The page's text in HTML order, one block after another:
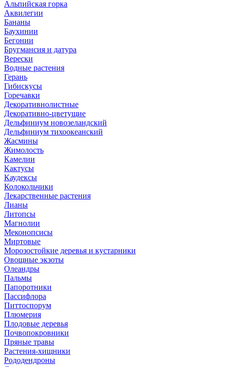
Альпийская горка
Аквилегии
Бананы
Баухинии
Бегонии
Бругмансия и датура
Верески
Водные растения
Герань
Гибискусы
Горечавки
Декоративнолистные
Декоративно-цветущие
Дельфиниум новозеландский
Дельфиниум тихоокеанский
Жасмины
Жимолость
Камелии
Кактусы
Каудексы
Колокольчики
Лекарственные растения
Лианы
Литопсы
Магнолии
Меконопсисы
Миртовые
Морозостойкие деревья и кустарники
Овощные экзоты
Олеандры
Пальмы
Папоротники
Пассифлора
Питтоспорум
Плюмерия
Плодовые деревья
Почвопокровники
Пряные травы
Растения-хищники
Рододендроны